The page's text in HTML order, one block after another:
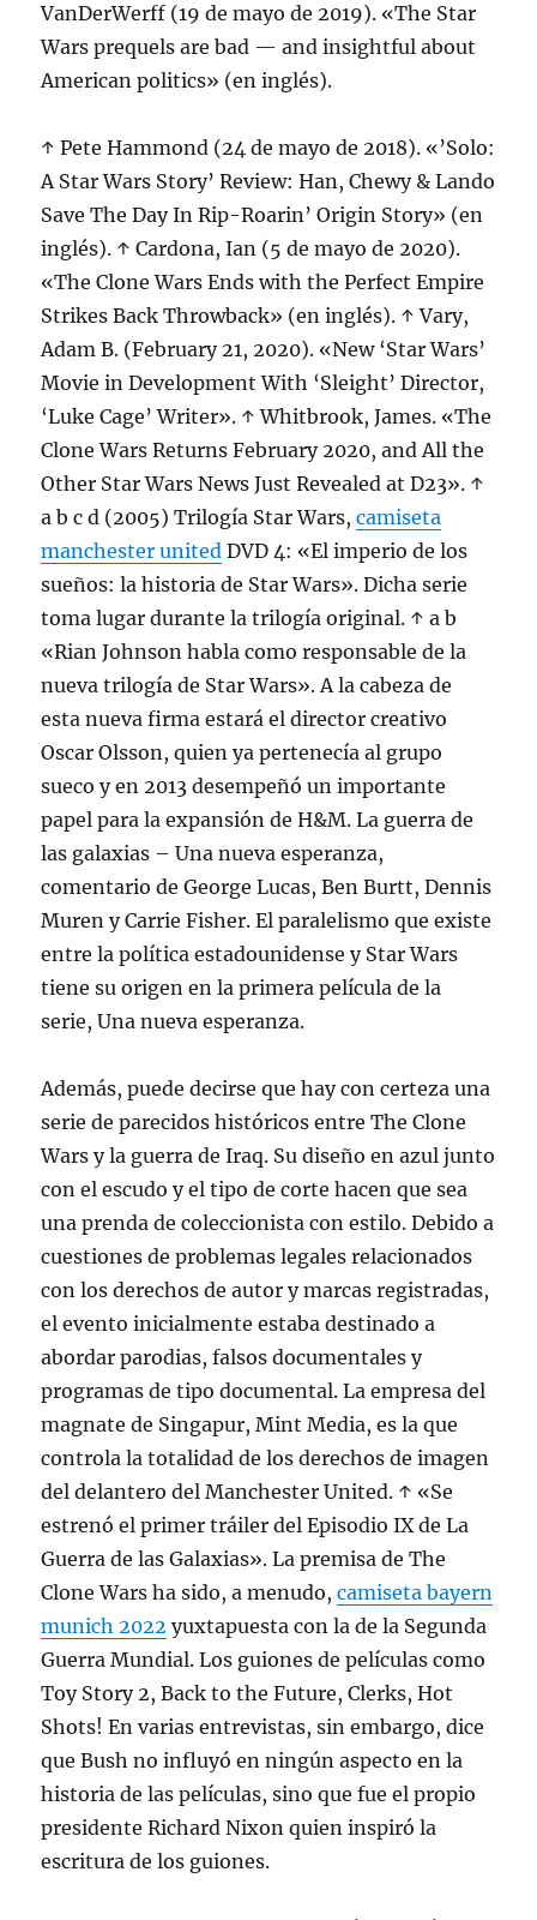
VanDerWerff (19 de mayo de 2019). «The Star
Wars prequels are bad — and insightful about
American politics» (en inglés).
↑ Pete Hammond (24 de mayo de 2018). «’Solo:
A Star Wars Story’ Review: Han, Chewy & Lando
Save The Day In Rip-Roarin’ Origin Story» (en
inglés). ↑ Cardona, Ian (5 de mayo de 2020).
«The Clone Wars Ends with the Perfect Empire
Strikes Back Throwback» (en inglés). ↑ Vary,
Adam B. (February 21, 2020). «New ‘Star Wars’
Movie in Development With ‘Sleight’ Director,
‘Luke Cage’ Writer». ↑ Whitbrook, James. «The
Clone Wars Returns February 2020, and All the
Other Star Wars News Just Revealed at D23». ↑
a b c d (2005) Trilogía Star Wars,camiseta
manchester united DVD 4: «El imperio de los
sueños: la historia de Star Wars». Dicha serie
toma lugar durante la trilogía original. ↑ a b
«Rian Johnson habla como responsable de la
nueva trilogía de Star Wars». A la cabeza de
esta nueva firma estará el director creativo
Oscar Olsson, quien ya pertenecía al grupo
sueco y en 2013 desempeñó un importante
papel para la expansión de H&M. La guerra de
las galaxias – Una nueva esperanza,
comentario de George Lucas, Ben Burtt, Dennis
Muren y Carrie Fisher. El paralelismo que existe
entre la política estadounidense y Star Wars
tiene su origen en la primera película de la
serie, Una nueva esperanza.
Además, puede decirse que hay con certeza una
serie de parecidos históricos entre The Clone
Wars y la guerra de Iraq. Su diseño en azul junto
con el escudo y el tipo de corte hacen que sea
una prenda de coleccionista con estilo. Debido a
cuestiones de problemas legales relacionados
con los derechos de autor y marcas registradas,
el evento inicialmente estaba destinado a
abordar parodias, falsos documentales y
programas de tipo documental. La empresa del
magnate de Singapur, Mint Media, es la que
controla la totalidad de los derechos de imagen
del delantero del Manchester United. ↑ «Se
estrenó el primer tráiler del Episodio IX de La
Guerra de las Galaxias». La premisa de The
Clone Wars ha sido, a menudo,camiseta bayern
munich 2022 yuxtapuesta con la de la Segunda
Guerra Mundial. Los guiones de películas como
Toy Story 2, Back to the Future, Clerks, Hot
Shots! En varias entrevistas, sin embargo, dice
que Bush no influyó en ningún aspecto en la
historia de las películas, sino que fue el propio
presidente Richard Nixon quien inspiró la
escritura de los guiones.